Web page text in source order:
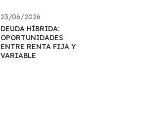
23/06/2026
DEUDA HÍBRIDA:
OPORTUNIDADES
ENTRE RENTA FIJA Y
VARIABLE